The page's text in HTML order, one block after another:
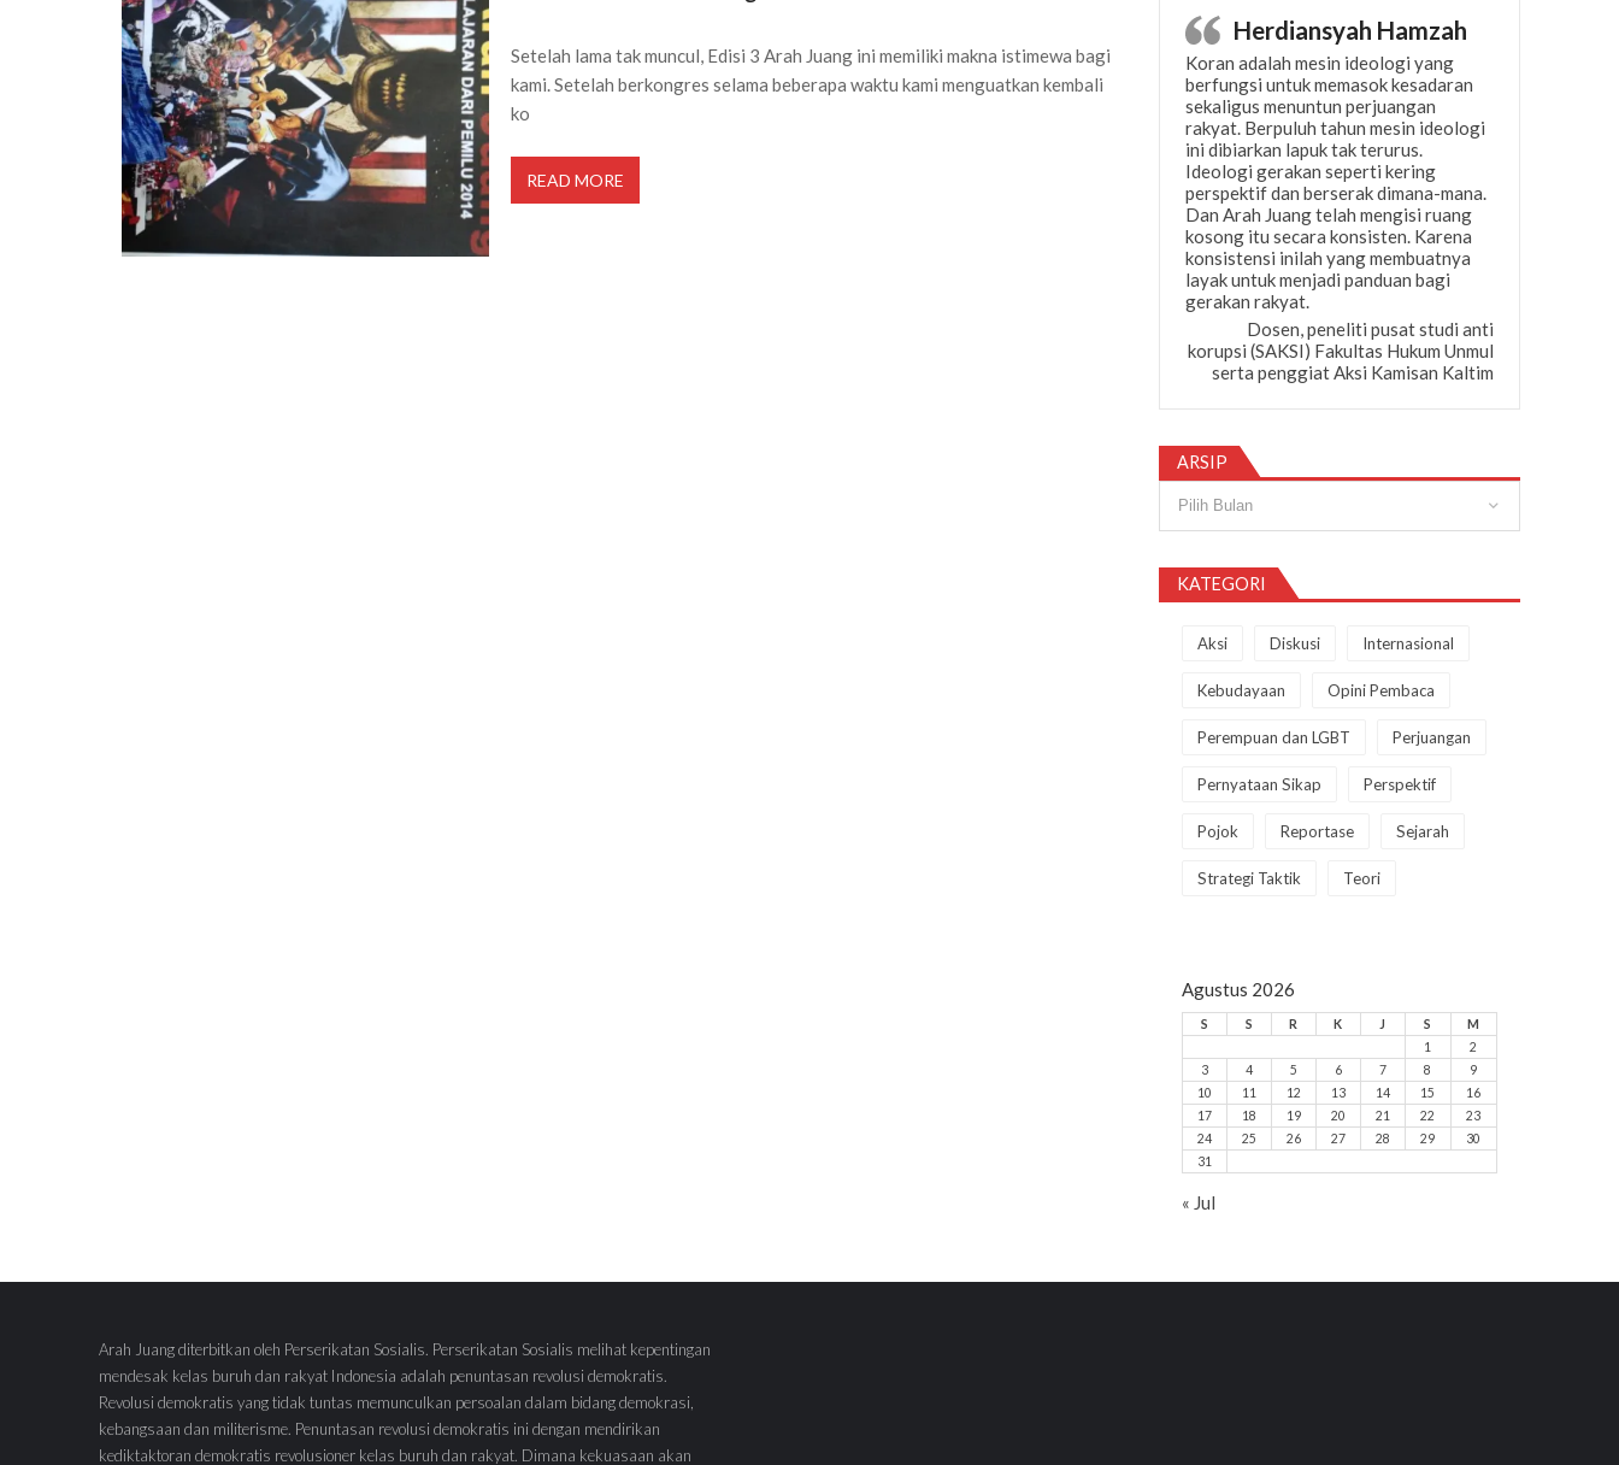
Setelah lama tak muncul, Edisi 3 Arah Juang ini memiliki makna istimewa bagi
kami. Setelah berkongres selama beberapa waktu kami menguatkan kembali
ko
READ MORE
Herdiansyah Hamzah
Koran adalah mesin ideologi yang
berfungsi untuk memasok kesadaran
sekaligus menuntun perjuangan
rakyat. Berpuluh tahun mesin ideologi
ini dibiarkan lapuk tak terurus.
Ideologi gerakan seperti kering
perspektif dan berserak dimana-mana.
Dan Arah Juang telah mengisi ruang
kosong itu secara konsisten. Karena
konsistensi inilah yang membuatnya
layak untuk menjadi panduan bagi
gerakan rakyat.
Dosen, peneliti pusat studi anti
korupsi (SAKSI) Fakultas Hukum Unmul
serta penggiat Aksi Kamisan Kaltim
ARSIP
KATEGORI
Aksi Diskusi Internasional
Kebudayaan Opini Pembaca
Perempuan dan LGBT Perjuangan
Pernyataan Sikap Perspektif
Pojok Reportase Sejarah
Strategi Taktik Teori
Agustus 2026
S S R K J S
M
1
2
3
4 5 6 7 8
9
10
11 12 13 14 15
16
17
18 19 20 21 22
23
24
25 26 27 28 29
30
31
« Jul
Arah Juang diterbitkan oleh Perserikatan Sosialis. Perserikatan Sosialis melihat kepentingan
mendesak kelas buruh dan rakyat Indonesia adalah penuntasan revolusi demokratis.
Revolusi demokratis yang tidak tuntas memunculkan persoalan dalam bidang demokrasi,
kebangsaan dan militerisme. Penuntasan revolusi demokratis ini dengan mendirikan
kediktaktoran demokratis revolusioner kelas buruh dan rakyat. Dimana kekuasaan akan